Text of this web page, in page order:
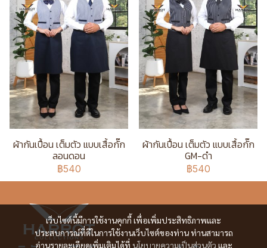
ผ้ากันเปื้อน เต็มตัว แบบเสื้อกั๊ก
ลอนดอน
฿540
ผ้ากันเปื้อน เต็มตัว แบบเสื้อกั๊ก
GM-ดำ
฿540
เว็บไซต์นี้มีการใช้งานคุกกี้ เพื่อเพิ่มประสิทธิภาพและ
ประสบการณ์ที่ดีในการใช้งานเว็บไซต์ของท่าน ท่านสามารถ
อ่านรายละเอียดเพิ่มเติมได้ที่ นโยบายความเป็นส่วนตัว และ